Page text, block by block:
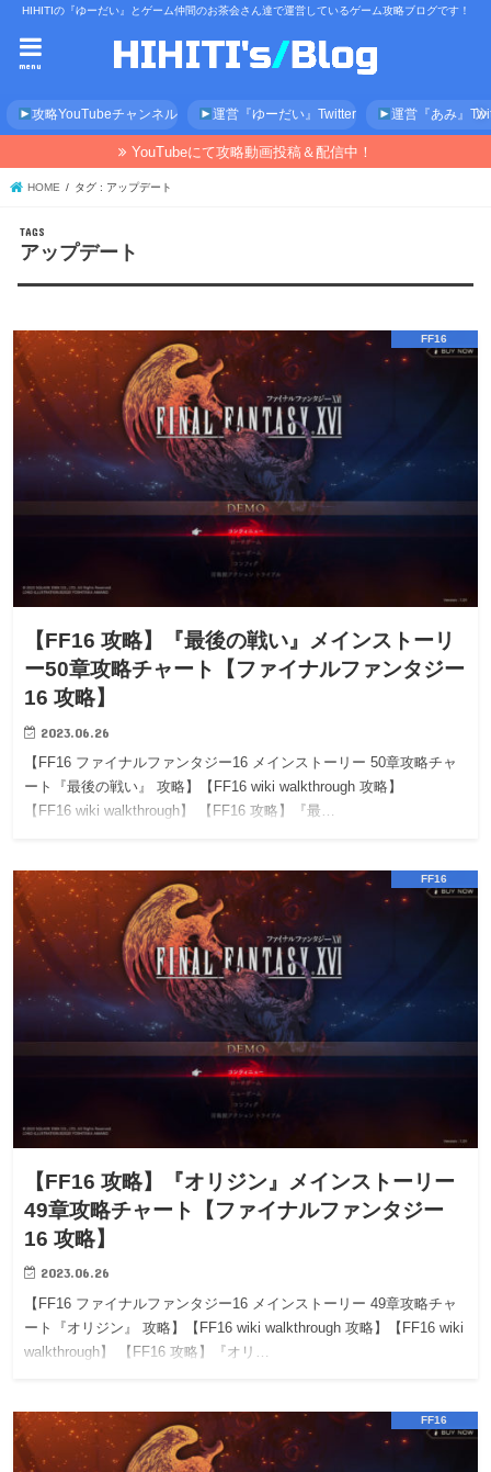
HIHITIの『ゆーだい』とゲーム仲間のお茶会さん達で運営しているゲーム攻略ブログです！
menu
攻略YouTubeチャンネル 運営『ゆーだい』Twitter 運営『あみ』
YouTubeにて攻略動画投稿＆配信中！
HOME タグ : アップデート
アップデート
FF16
【FF16 攻略】『最後の戦い』メインストーリ
ー50章攻略チャート【ファイナルファンタジー
16 攻略】
2023.06.26
【FF16 ファイナルファンタジー16 メインストーリー 50章攻略チャ
ート『最後の戦い』 攻略】【FF16 wiki walkthrough 攻略】
【FF16 wiki walkthrough】 【FF16 攻略】『最…
FF16
【FF16 攻略】『オリジン』メインストーリー
49章攻略チャート【ファイナルファンタジー
16 攻略】
2023.06.26
【FF16 ファイナルファンタジー16 メインストーリー 49章攻略チャ
ート『オリジン』 攻略】【FF16 wiki walkthrough 攻略】【FF16 wiki
walkthrough】 【FF16 攻略】『オリ…
FF16